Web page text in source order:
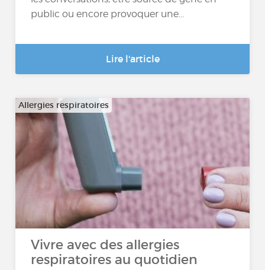
public ou encore provoquer une...
Lire l'article
Allergies respiratoires
Vivre avec des allergies
respiratoires au quotidien